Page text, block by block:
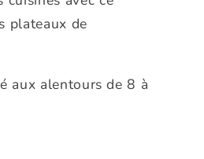
plateaux de
aux alentours de 8 à